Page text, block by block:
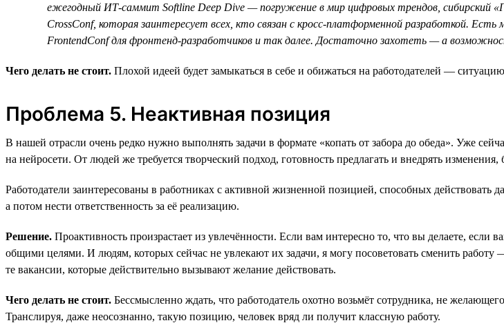
ежегодный ИТ-саммит Softline Deep Dive — погружение в мир цифровых трендов, сибирский
CrossConf, которая заинтересует всех, кто связан с кросс-платформенной разработкой.
FrontendConf для фронтенд-разработчиков и так далее. Достаточно захотеть — а
Чего делать не стоит. Плохой идеей будет замыкаться в себе и обижаться на работодателей —
Проблема 5. Неактивная позиция
В нашей отрасли очень редко нужно выполнять задачи в формате «копать от забора до обеда». Уже
на нейросети. От людей же требуется творческий подход, готовность предлагать и внедрять
Работодатели заинтересованы в работниках с активной жизненной позицией, способных действовать
а потом нести ответственность за её реализацию.
Решение. Проактивность произрастает из увлечённости. Если вам интересно то, что вы делаете,
общими целями. И людям, которых сейчас не увлекают их задачи, я могу посоветовать сменить
те вакансии, которые действительно вызывают желание действовать.
Чего делать не стоит. Бессмысленно ждать, что работодатель охотно возьмёт сотрудника, не
Транслируя, даже неосознанно, такую позицию, человек вряд ли получит классную работу.